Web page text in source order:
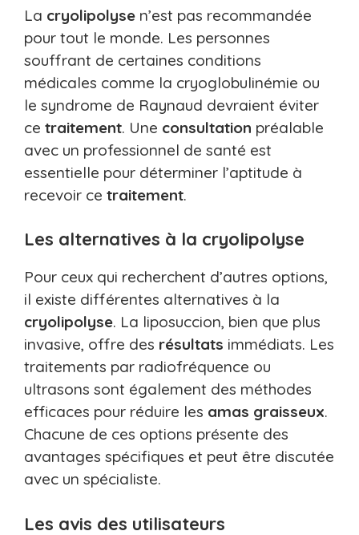
La cryolipolyse n’est pas recommandée
pour tout le monde. Les personnes
souffrant de certaines conditions
médicales comme la cryoglobulinémie ou
le syndrome de Raynaud devraient éviter
ce traitement. Une consultation préalable
avec un professionnel de santé est
essentielle pour déterminer l’aptitude à
recevoir ce traitement.
Les alternatives à la cryolipolyse
Pour ceux qui recherchent d’autres options,
il existe différentes alternatives à la
cryolipolyse. La liposuccion, bien que plus
invasive, offre des résultats immédiats. Les
traitements par radiofréquence ou
ultrasons sont également des méthodes
efficaces pour réduire les amas graisseux.
Chacune de ces options présente des
avantages spécifiques et peut être discutée
avec un spécialiste.
Les avis des utilisateurs